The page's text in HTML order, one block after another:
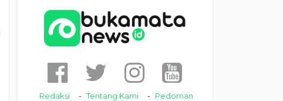
Redaksi Tentang Kami
Pedoman